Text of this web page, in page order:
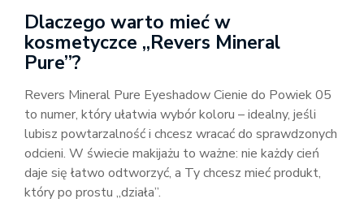
Dlaczego warto mieć w
kosmetyczce „Revers Mineral
Pure”?
Revers Mineral Pure Eyeshadow Cienie do Powiek 05
to numer, który ułatwia wybór koloru – idealny, jeśli
lubisz powtarzalność i chcesz wracać do sprawdzonych
odcieni. W świecie makijażu to ważne: nie każdy cień
daje się łatwo odtworzyć, a Ty chcesz mieć produkt,
który po prostu „działa”.